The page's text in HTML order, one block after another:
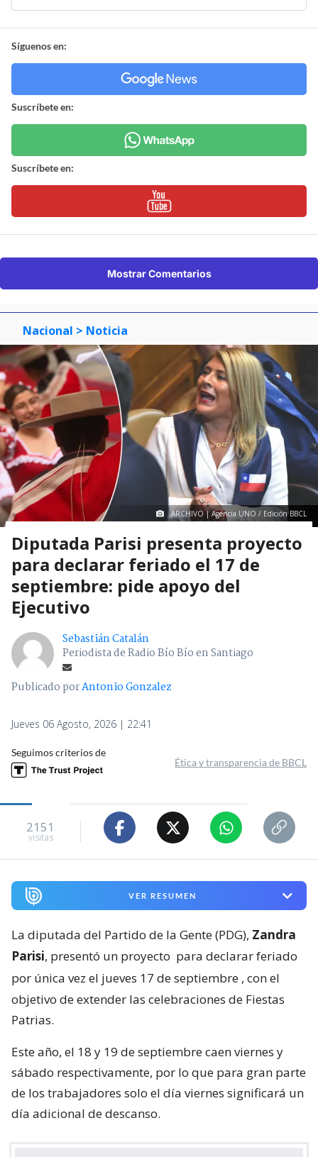
Síguenos en:
Suscríbete en:
Suscríbete en:
Mostrar Comentarios
Nacional > Noticia
ARCHIVO | Agencia UNO / Edición BBCL
Diputada Parisi presenta proyecto
para declarar feriado el 17 de
septiembre: pide apoyo del
Ejecutivo
Sebastián Catalán
Periodista de Radio Bío Bío en Santiago
Publicado porAntonio Gonzalez
Jueves 06 Agosto, 2026 | 22:41
Seguimos criterios de
Ética y transparencia de BBCL
2151
visitas
VER RESUMEN
La diputada del Partido de la Gente (PDG), Zandra
Parisi, presentó un proyecto para declarar feriado
por única vez el jueves 17 de septiembre , con el
objetivo de extender las celebraciones de Fiestas
Patrias.
Este año, el 18 y 19 de septiembre caen viernes y
sábado respectivamente, por lo que para gran parte
de los trabajadores solo el día viernes significará un
día adicional de descanso.